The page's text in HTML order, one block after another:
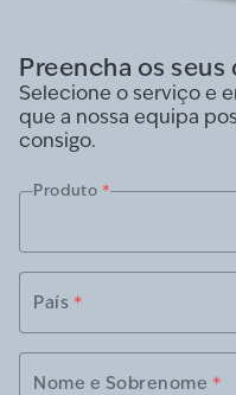
Preencha os seus
Selecione o serviço e
que a nossa equipa
consigo.
Produto *
País *
Nome e Sobrenome *